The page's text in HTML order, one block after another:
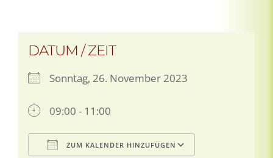
DATUM / ZEIT
Sonntag, 26. November 2023
09:00 - 11:00
ZUM KALENDER HINZUFÜGEN